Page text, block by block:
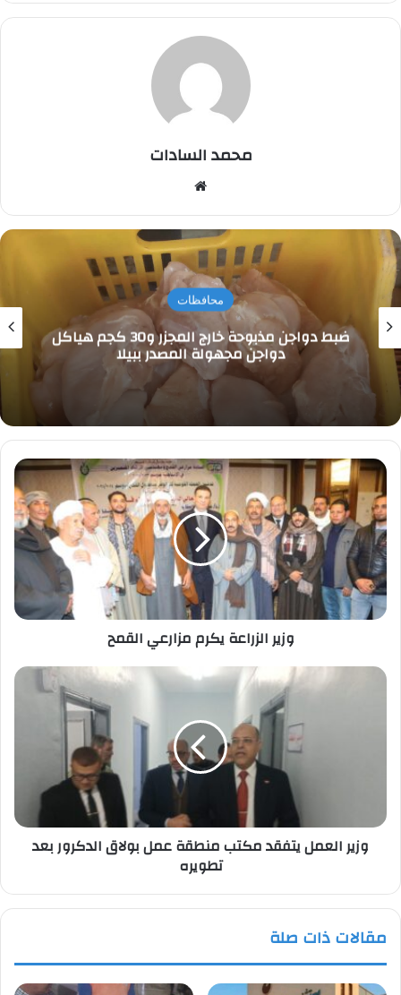
محمد السادات
محافظات
ضبط دواجن مذبوحة خارج المجزر و30 كجم هياكل
دواجن مجهولة المصدر ببيلا
وزير
الزراعة
يكرم
مزارعي
القمح
وزير الزراعة يكرم مزارعي القمح
وزير
بعد
تطويرهوزير العمل يتفقد مكتب منطقة عمل بولاق الدكرور بعد
تطويره
مقالات ذات صلة